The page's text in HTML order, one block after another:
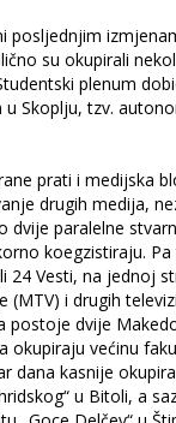
posljednjim
su okupirali
plenum
Skoplju, tzv.
prati i medijska
drugih medija,
dvije paralelne
koegzistiraju.
24 Vesti, na jednoj
(MTV) i drugih
postoje dvije
okupiraju većinu
dana kasnije
u Bitoli, a